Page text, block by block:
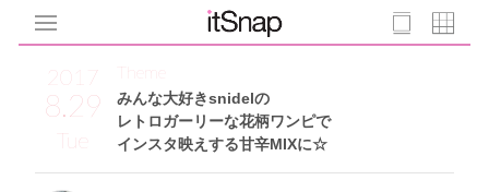
2017
8.29
Tue
みんな大好きsnidelの
レトロガーリーな花柄ワンピで
インスタ映えする甘辛MIXに☆
Theme